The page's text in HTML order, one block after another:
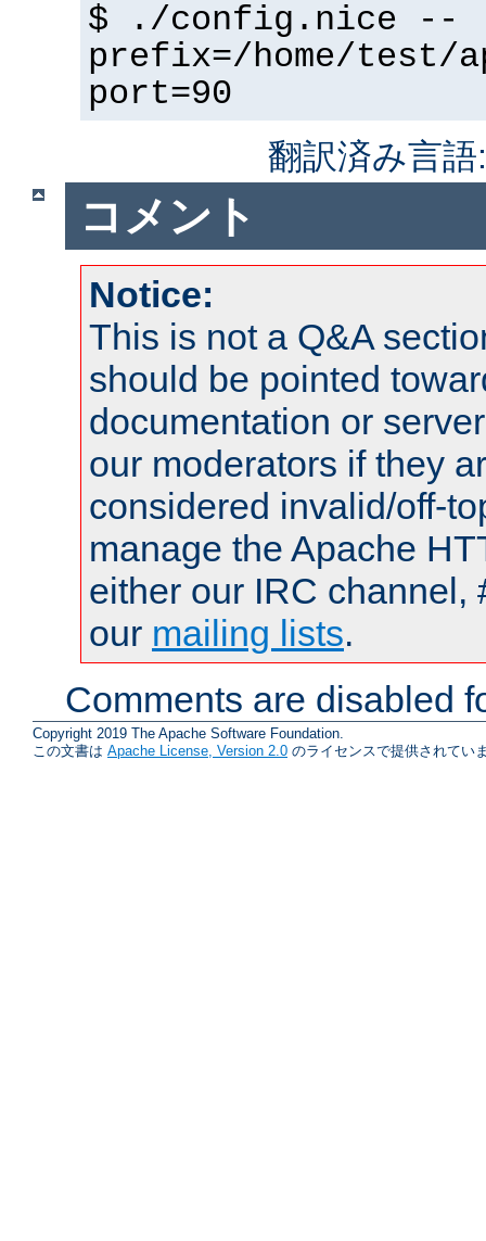
$ ./config.nice --
prefix=/home/test/
port=90
翻訳済み言
コメント
Notice:
This is not a Q&A
should be pointed
documentation or
our moderators if they
considered invalid/off-
manage the Apache
either our IRC channel,
our mailing lists.
Comments are disabled
Copyright 2019 The Apache Software Foundation.
この文書は Apache License, Version 2.0 のライセンスで提供されてい